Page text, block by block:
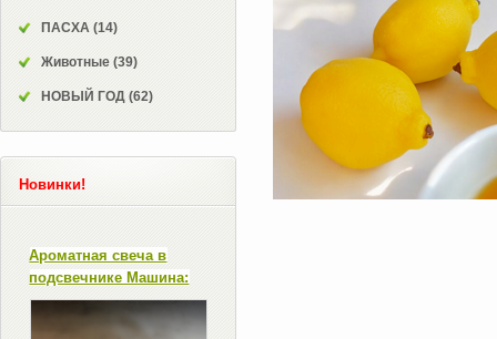
ПАСХА (14)
Животные (39)
НОВЫЙ ГОД (62)
Новинки!
Ароматная свеча в
подсвечнике Машина: